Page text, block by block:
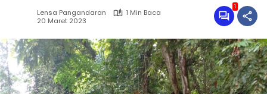
Lensa Pangandaran
1 Min Baca
20 Maret 2023
1